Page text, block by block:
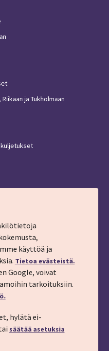
ja Tukholmaan
käyttöä ja
Tietoa evästeistä.
Google, voivat
tarkoituksiin.
hylätä ei-
säätää asetuksia